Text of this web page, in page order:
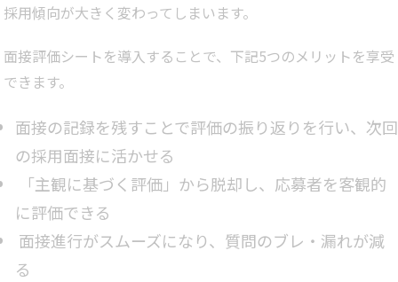
採用傾向が大きく変わってしまいます。
面接評価シートを導入することで、下記5つのメリットを享受
できます。
面接の記録を残すことで評価の振り返りを行い、次回
の採用面接に活かせる
「主観に基づく評価」から脱却し、応募者を客観的
に評価できる
面接進行がスムーズになり、質問のブレ・漏れが減
る